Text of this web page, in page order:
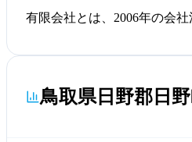
有限会社とは、2006年の会
鳥取県日野郡日